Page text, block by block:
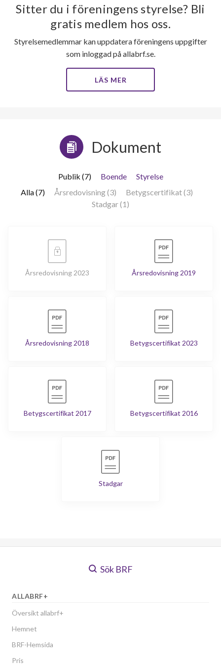
Sitter du i föreningens styrelse? Bli
gratis medlem hos oss.
Styrelsemedlemmar kan uppdatera föreningens uppgifter
som inloggad på allabrf.se.
LÄS MER
Dokument
Publik (7) Boende
Styrelse
Alla (7)
Årsredovisning (3)
Betygscertifikat (3)
Stadgar (1)
Årsredovisning 2023 Årsredovisning 2019
Årsredovisning 2018 Betygscertifikat 2023
Betygscertifikat 2017 Betygscertifikat 2016
Stadgar
Sök BRF
ALLABRF+
Översikt allabrf+
Hemnet
BRF-Hemsida
Pris